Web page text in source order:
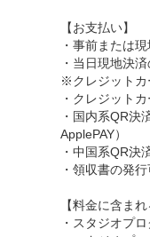
【お支払い】
・事前または
・当日現地決
※クレジットカ
・クレジット
・国内系QR決
ApplePAY）
・中国系QR決
・領収書の発行
【料金に含まれ
・スタジオプ